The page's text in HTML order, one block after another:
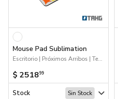
Mouse Pad Sublimation
Escritorio | Próximos Arribos | Tecnología
$ 251899
Stock Sin Stock